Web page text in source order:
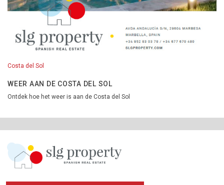
Costa del Sol
WEER AAN DE COSTA DEL SOL
Ontdek hoe het weer is aan de Costa del Sol